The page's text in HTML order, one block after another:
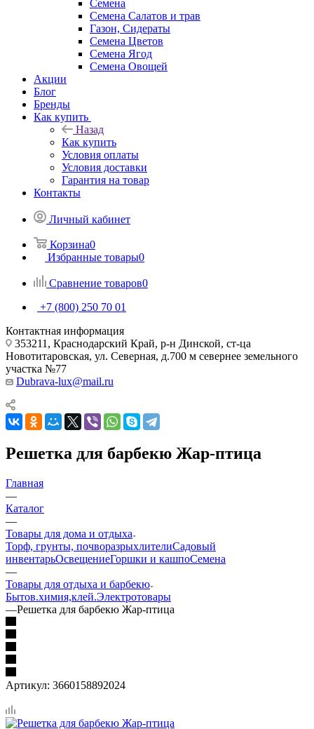
Семена
Семена Салатов и трав
Газон, Сидераты
Семена Цветов
Семена Ягод
Семена Овощей
Акции
Блог
Бренды
Как купить
Назад
Как купить
Условия оплаты
Условия доставки
Гарантия на товар
Контакты
Личный кабинет
Корзина0
Избранные товары0
Сравнение товаров0
+7 (800) 250 70 01
Контактная информация
353211, Краснодарский Край, р-н Динской, ст-ца
Новотитаровская, ул. Северная, д.700 м севернее земельного
участка №77
Dubrava-lux@mail.ru
Решетка для барбекю Жар-птица
Главная
—
Каталог
—
Товары для дома и отдыха
Торф, грунты, почворазрыхлителиСадовый
инвентарьОсвещениеГоршки и кашпоСемена
—
Товары для отдыха и барбекю
Бытов.химия,клей.Электротовары
—Решетка для барбекю Жар-птица
Артикул: 3660158892024